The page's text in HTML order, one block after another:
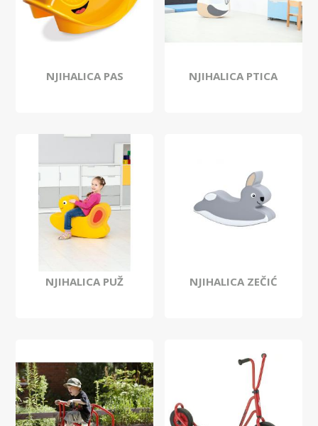
NJIHALICA PAS NJIHALICA PTICA
NJIHALICA PUŽ NJIHALICA ZEČIĆ